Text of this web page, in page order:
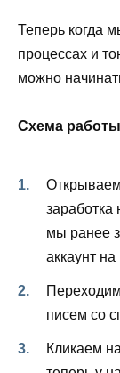
Теперь когда
процессах и
можно
Схема
Открываем
заработка
мы ранее
аккаунт
писем со
Кликаем